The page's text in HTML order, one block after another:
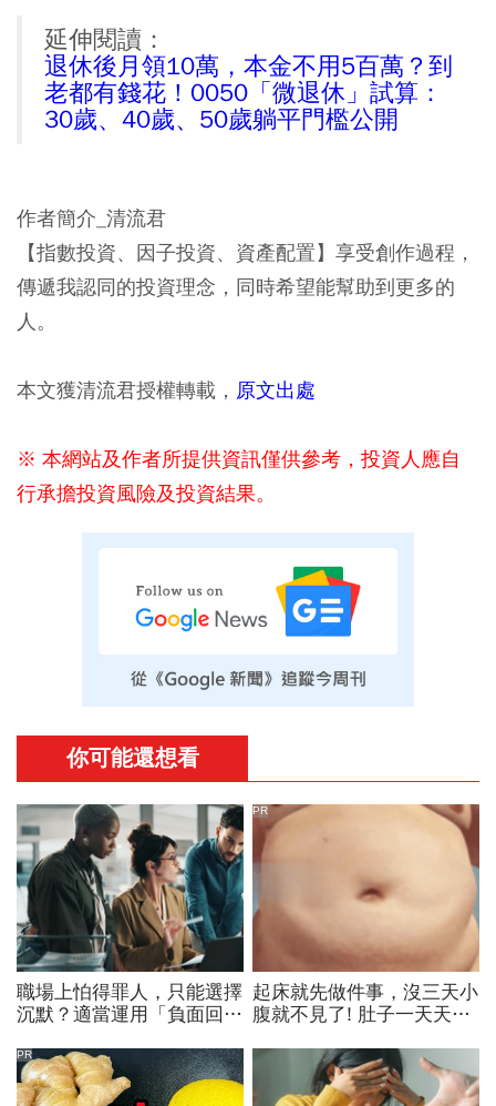
延伸閱讀：
退休後月領10萬，本金不用5百萬？到
老都有錢花！0050「微退休」試算：
30歲、40歲、50歲躺平門檻公開
作者簡介_清流君
【指數投資、因子投資、資產配置】享受創作過程，
傳遞我認同的投資理念，同時希望能幫助到更多的
人。
本文獲清流君授權轉載， 原文出處
※ 本網站及作者所提供資訊僅供參考，投資人應自
行承擔投資風險及投資結果。